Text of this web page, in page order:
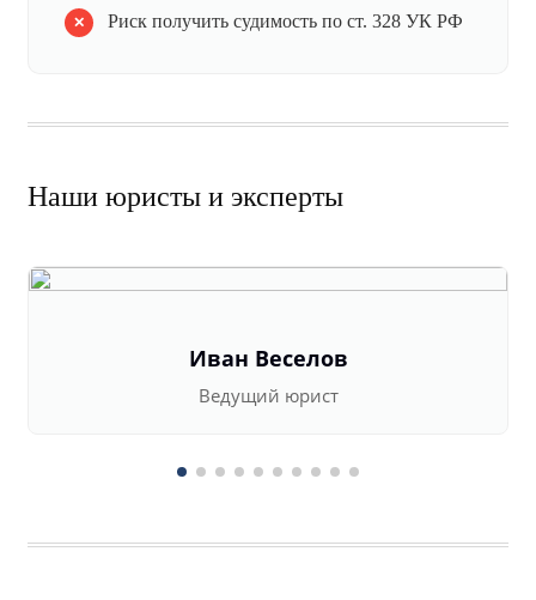
Риск получить судимость по ст. 328 УК РФ
Наши юристы и эксперты
Иван Веселов
Ведущий юрист